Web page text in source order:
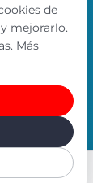
de
mejorarlo.
Más